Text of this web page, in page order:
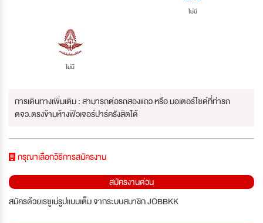
ไม่มี
ไม่มี
การเดินทางเพิ่มเติม : สามารถต่อรถสองแถว หรือ มอเตอร์ไซด์ที่ท่ารถ
ตจว.ตรงข้ามห้างฟิวเจอร์ปาร์ครังสิตได้
กรุณาเลือกวิธีการสมัครงาน
สมัครงานด่วน
สมัครด้วยเรซูเม่รูปแบบเต็ม จากระบบสมาชิก JOBBKK